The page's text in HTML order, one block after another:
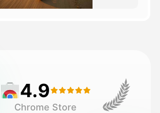
4.9
Chrome Store